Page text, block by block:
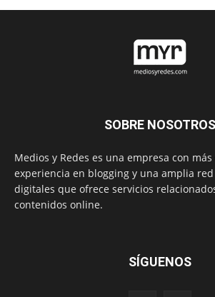
SOBRE NOSOTROS
Medios y Redes es una empresa con
experiencia en blogging y una amplia
digitales que ofrece servicios
contenidos online.
SÍGUENOS